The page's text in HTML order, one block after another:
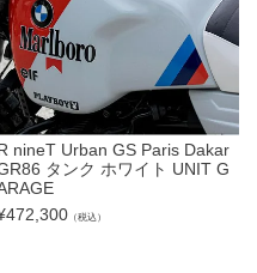
nineT Urban GS Paris Dakar
タンク ホワイト UNIT G
472,300 （税込）